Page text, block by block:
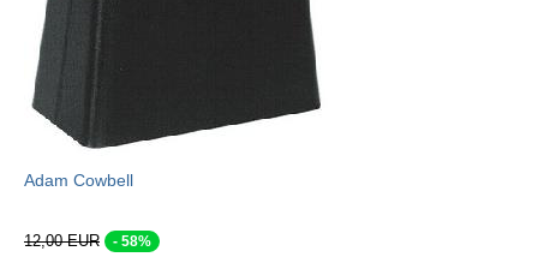
Adam Cowbell
12,00 EUR - 58%